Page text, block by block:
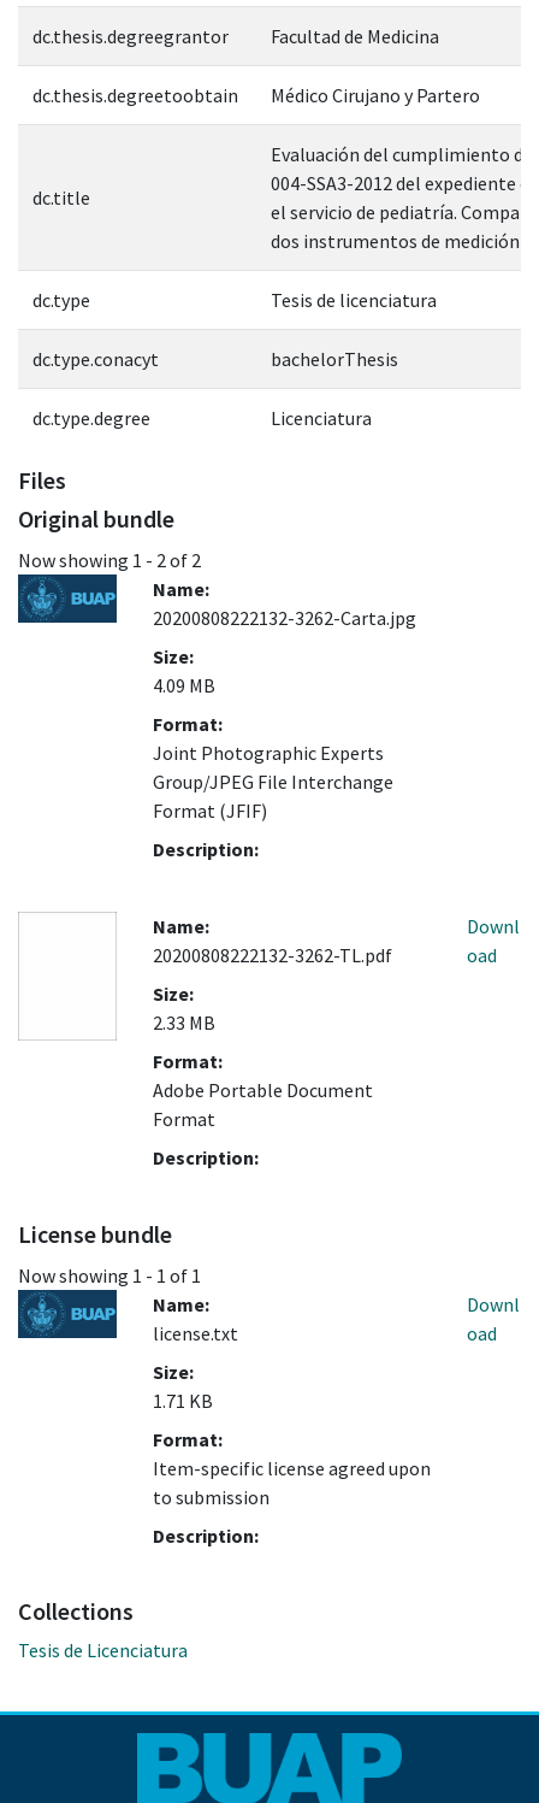
dc.thesis.degreegrantor Facultad de Medicina
dc.thesis.degreetoobtain Médico Cirujano y Partero
dc.title
Evaluación del cumplimiento de
004-SSA3-2012 del expediente
el servicio de pediatría.
dos instrumentos de medición
dc.type Tesis de licenciatura
dc.type.conacyt bachelorThesis
dc.type.degree Licenciatura
Files
Original bundle
Now showing 1 - 2 of 2
Name:
20200808222132-3262-Carta.jpg
Size:
4.09 MB
Format:
Joint Photographic Experts
Group/JPEG File Interchange
Format (JFIF)
Description:
Name:
20200808222132-3262-TL.pdf
Size:
2.33 MB
Format:
Adobe Portable Document
Format
Description:
Downl
oad
License bundle
Now showing 1 - 1 of 1
Name:
license.txt
Size:
1.71 KB
Format:
Item-specific license agreed upon
to submission
Description:
Downl
oad
Collections
Tesis de Licenciatura